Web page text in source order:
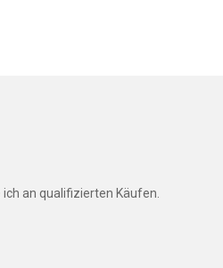
an qualifizierten Käufen.